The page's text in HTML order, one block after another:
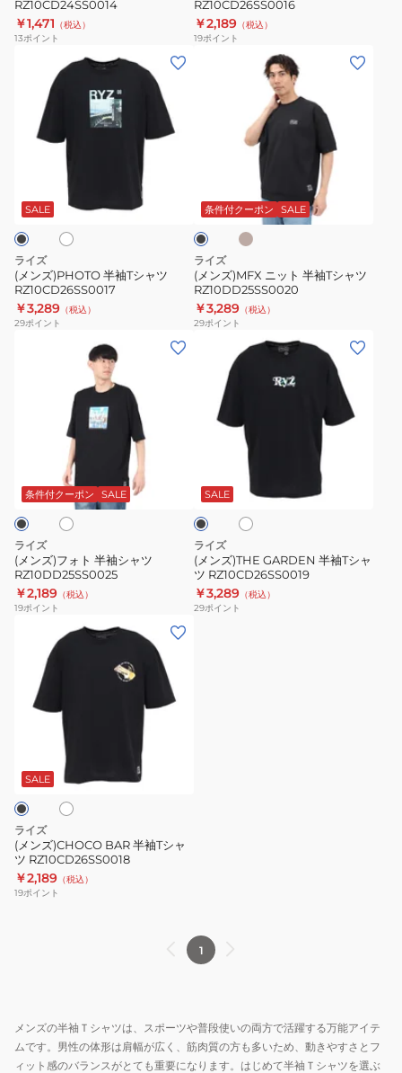
RZ10CD24SS0014
￥1,471 （税込）
13ポイント
RZ10CD26SS0016
￥2,189 （税込）
19ポイント
ズ)PHOTO
ャ
ツ
RZ10CD26SS0017
SALE
ライズ
(メンズ)PHOTO 半袖Tシャツ
RZ10CD26SS0017
￥3,289 （税込）
29ポイント
袖
T
シ
ャ
ツ
RZ10DD25SS0020
条件付クーポン SALE
ブ
ッ ド
ュ ライズ
(メンズ)MFX ニット 半袖Tシャツ
RZ10DD25SS0020
￥3,289 （税込）
29ポイント
袖
シ
ャ
ツ
RZ10DD25SS0025
条件付クーポン SALE
ライズ
(メンズ)フォト 半袖シャツ
RZ10DD25SS0025
￥2,189 （税込）
19ポイント
ズ)THE
GARDEN
シ
ャ
ツ
RZ10CD26SS0019
SALE
ブ
ラ
ッ
ク
イ
ト
ライズ
(メンズ)THE GARDEN 半袖Tシャ
ツ RZ10CD26SS0019
￥3,289 （税込）
29ポイント
ズ)CHOCO
BAR
シ
ャ
ツ
RZ10CD26SS0018
SALE
ライズ
(メンズ)CHOCO BAR 半袖Tシャ
ツ RZ10CD26SS0018
￥2,189 （税込）
19ポイント
1
メンズの半袖Ｔシャツは、スポーツや普段使いの両方で活躍する万能アイテ
ムです。男性の体形は肩幅が広く、筋肉質の方も多いため、動きやすさとフ
ィット感のバランスがとても重要になります。はじめて半袖Ｔシャツを選ぶ